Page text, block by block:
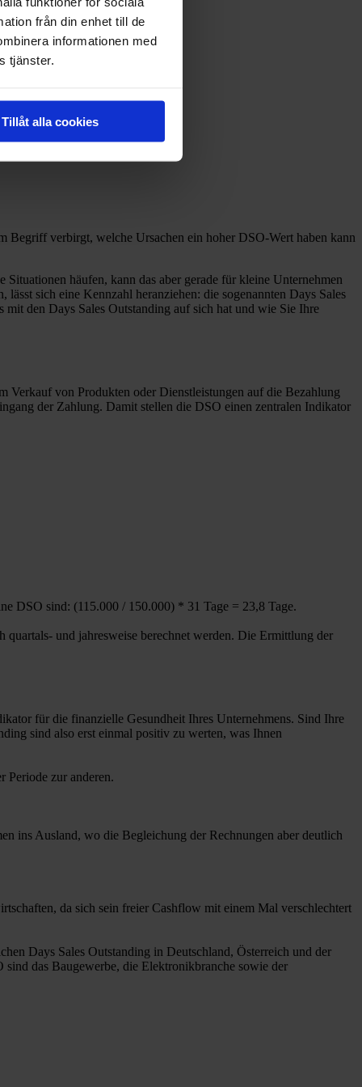
från din enhet till de
informationen med
tjänster.
Tillåt alla cookies
Stabilität
Begriff verbirgt, welche Ursachen ein hoher DSO-Wert haben kann
häufen, kann das aber gerade für kleine Unternehmen
sich eine Kennzahl heranziehen: die sogenannten Days Sales
mit den Days Sales Outstanding auf sich hat und wie Sie Ihre
Verkauf von Produkten oder Dienstleistungen auf die Bezahlung
der Zahlung. Damit stellen die DSO einen zentralen Indikator
DSO sind: (115.000 / 150.000) * 31 Tage = 23,8 Tage.
und jahresweise berechnet werden. Die Ermittlung der
für die finanzielle Gesundheit Ihres Unternehmens. Sind Ihre
sind also erst einmal positiv zu werten, was Ihnen
Periode zur anderen.
ins Ausland, wo die Begleichung der Rechnungen aber deutlich
da sich sein freier Cashflow mit einem Mal verschlechtert
Days Sales Outstanding in Deutschland, Österreich und der
das Baugewerbe, die Elektronikbranche sowie der